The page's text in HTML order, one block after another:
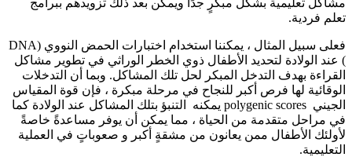
تعلم فردية.
فعلى سبيل المثال ، يمكننا استخدام اختبارات الحمض النووي (DNA
) عند الولادة لتحديد الأطفال ذوي الخطر الوراثي في تطوير مشاكل
القراءة بهدف التدخل المبكر لحل تلك المشاكل. وبما أن التدخلات
الوقائية لها فرص أكبر للنجاح في مرحلة مبكرة ، فإن قوة المقياس
الجيني polygenic scores يمكنه التنبؤ بتلك المشاكل عند الولادة كما
في مراحل متقدمة من الحياة ، مما يمكن أن يوفر مساعدةً خاصةً
لأولئك الأطفال ممن يعانون من مشقةٍ أكبر و صعوباتٍ في العملية
التعليمية.